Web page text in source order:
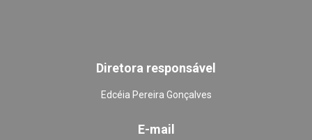
Diretora responsável
Edcéia Pereira Gonçalves
E-mail